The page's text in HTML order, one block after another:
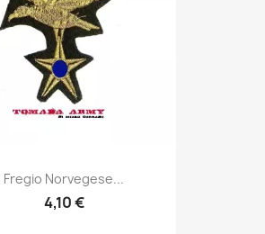
Anteprima
Fregio Norvegese...
4,10 €